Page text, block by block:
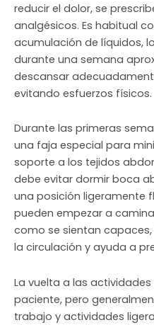
reducir el dolor, se
analgésicos. Es habitual
acumulación de líquidos,
durante una semana
descansar
evitando esfuerzos físicos.
Durante las primeras
una faja especial para
soporte a los tejidos
debe evitar dormir boca
una posición ligeramente
pueden empezar a
como se sientan
la circulación y ayuda a
La vuelta a las
paciente, pero
trabajo y actividades